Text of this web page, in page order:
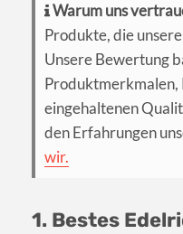
Warum uns
Produkte, die
Unsere Bewertung
eingehaltenen
den Erfahrungen
wir.
1. Bestes